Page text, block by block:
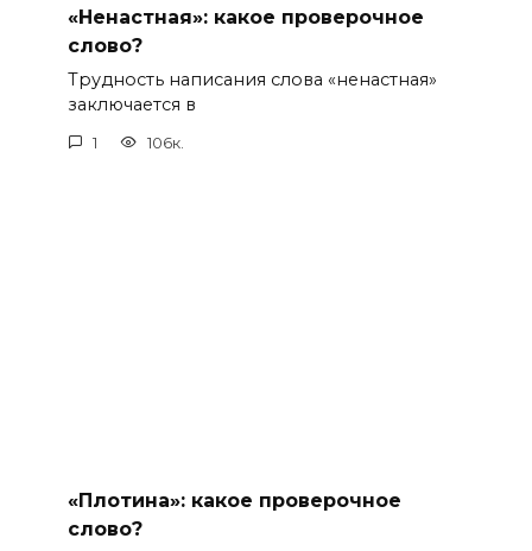
«Ненастная»: какое проверочное
слово?
Трудность написания слова «ненастная»
заключается в
1 106к.
«Плотина»: какое проверочное
слово?